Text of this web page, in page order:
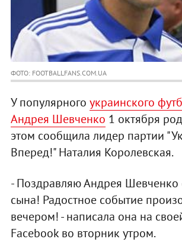
ФОТО: FOOTBALLFANS.COM.UA
У популярного украинского
Андрея Шевченко 1 октября
этом сообщила лидер партии
Вперед!" Наталия Королевская.
- Поздравляю Андрея
сына! Радостное событие
вечером! - написала она на
Facebook во вторник утром.